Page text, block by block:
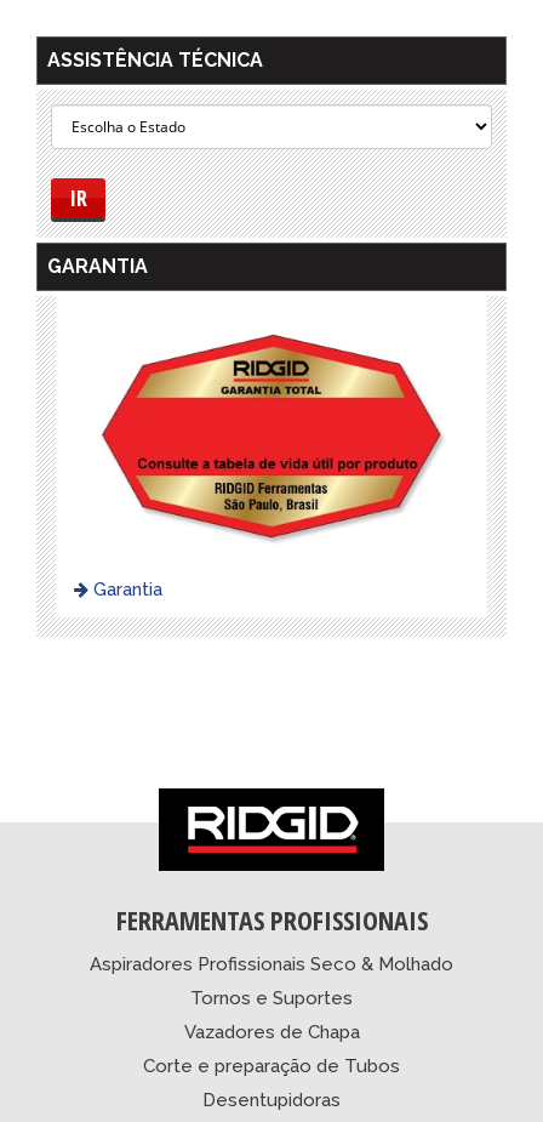
ASSISTÊNCIA TÉCNICA
IR
GARANTIA
Garantia
FERRAMENTAS PROFISSIONAIS
Aspiradores Profissionais Seco & Molhado
Tornos e Suportes
Vazadores de Chapa
Corte e preparação de Tubos
Desentupidoras